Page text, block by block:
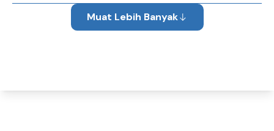
Muat Lebih Banyak